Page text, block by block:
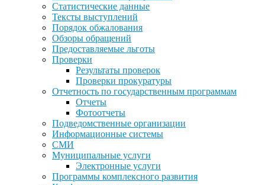
Статистические данные
Тексты выступлений
Порядок обжалования
Обзоры обращений
Предоставляемые льготы
Проверки
Результаты проверок
Проверки прокуратуры
Отчетность по государственным программам
Отчеты
Фотоотчеты
Подведомственные организации
Информационные системы
СМИ
Муниципальные услуги
Электронные услуги
Программы комплексного развития